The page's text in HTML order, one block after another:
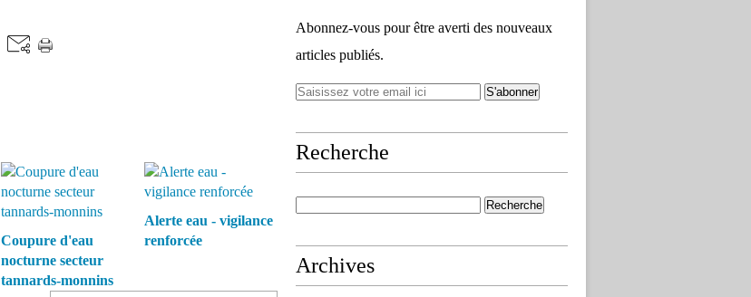
Coupure d'eau
nocturne secteur
tannards-monnins
Alerte eau - vigilance
renforcée
Abonnez-vous pour être averti des nouveaux
articles publiés.
Recherche
Archives